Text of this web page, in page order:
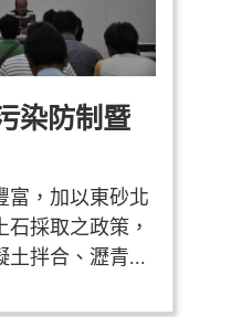
染防制暨
富，加以東砂北
採取之政策，
土拌合、瀝青...